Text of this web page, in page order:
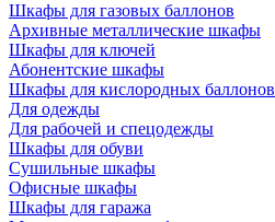
Шкафы для газовых баллонов
Архивные металлические шкафы
Шкафы для ключей
Абонентские шкафы
Шкафы для кислородных баллонов
Для одежды
Для рабочей и спецодежды
Шкафы для обуви
Сушильные шкафы
Офисные шкафы
Шкафы для гаража